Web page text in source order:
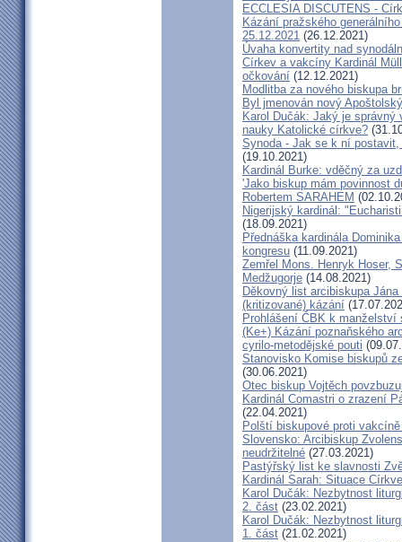
ECCLESIA DISCUTENS -
Kázání pražského
25.12.2021 (26.12.2021)
Úvaha konvertity nad
Církev a vakcíny Kardinál
očkování (12.12.2021)
Modlitba za nového biskupa
Byl jmenován nový
Karol Dučák: Jaký je
nauky Katolické církve?
Synoda - Jak se k ní
(19.10.2021)
Kardinál Burke: vděčný za
'Jako biskup mám povinnost
Robertem SARAHEM
Nigerijský kardinál:
(18.09.2021)
Přednáška kardinála
kongresu (11.09.2021)
Zemřel Mons. Henryk Hoser,
Medžugorje (14.08.2021)
Děkovný list arcibiskupa
(kritizované) kázání
Prohlášení ČBK k manželství
(Ke+) Kázání poznaňského
cyrilo-metodějské pouti
Stanovisko Komise biskupů
(30.06.2021)
Otec biskup Vojtěch
Kardinál Comastri o zrazení
(22.04.2021)
Polští biskupové proti
Slovensko: Arcibiskup
neudržitelné (27.03.2021)
Pastýřský list ke slavnosti
Kardinál Sarah: Situace
Karol Dučák: Nezbytnost
2. část (23.02.2021)
Karol Dučák: Nezbytnost
1. část (21.02.2021)